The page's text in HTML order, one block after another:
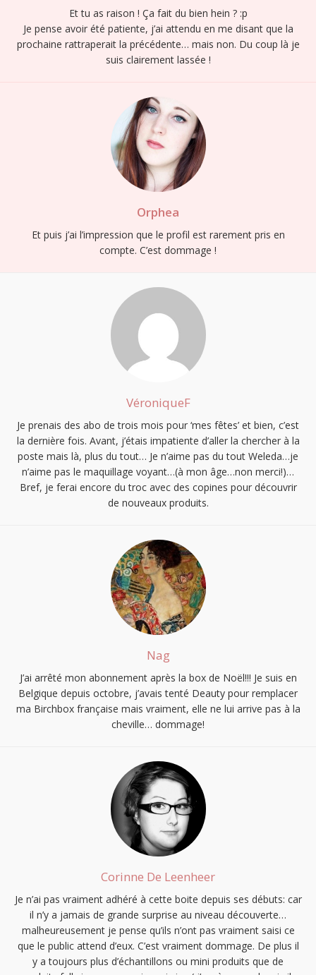
Et tu as raison ! Ça fait du bien hein ? :p
Je pense avoir été patiente, j’ai attendu en me disant que la
prochaine rattraperait la précédente… mais non. Du coup là je
suis clairement lassée !
Orphea
Et puis j’ai l’impression que le profil est rarement pris en
compte. C’est dommage !
VéroniqueF
Je prenais des abo de trois mois pour ‘mes fêtes’ et bien, c’est
la dernière fois. Avant, j’étais impatiente d’aller la chercher à la
poste mais là, plus du tout… Je n’aime pas du tout Weleda…je
n’aime pas le maquillage voyant…(à mon âge…non merci!)…
Bref, je ferai encore du troc avec des copines pour découvrir
de nouveaux produits.
Nag
J’ai arrêté mon abonnement après la box de Noël!!! Je suis en
Belgique depuis octobre, j’avais tenté Deauty pour remplacer
ma Birchbox française mais vraiment, elle ne lui arrive pas à la
cheville… dommage!
Corinne De Leenheer
Je n’ai pas vraiment adhéré à cette boite depuis ses débuts: car
il n’y a jamais de grande surprise au niveau découverte…
malheureusement je pense qu’ils n’ont pas vraiment saisi ce
que le public attend d’eux. C’est vraiment dommage. De plus il
y a toujours plus d’échantillons ou mini produits que de